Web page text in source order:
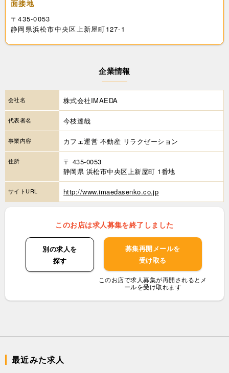
面接地
〒435-0053
静岡県浜松市中央区上新屋町127-1
企業情報
会社名 株式会社IMAEDA
代表者名 今枝達哉
事業内容 カフェ運営 不動産 リラクゼーション
住所
〒 435-0053
静岡県 浜松市中央区上新屋町 1番地
サイトURL http://www.imaedasenko.co.jp
このお店は求人募集を終了しました
別の求人を
探す
募集再開メールを
受け取る
このお店で求人募集が再開されるとメ
ールを受け取れます
最近みた求人